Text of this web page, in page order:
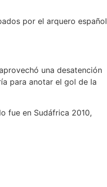
por el arquero español
una desatención
para anotar el gol de la
fue en Sudáfrica 2010,